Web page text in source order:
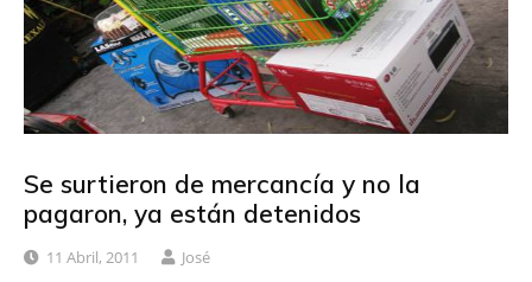
Se surtieron de mercancía y no la
pagaron, ya están detenidos
11 Abril, 2011 José